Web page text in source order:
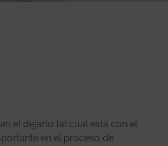
el dejarlo tal cual esta con el
en el proceso de